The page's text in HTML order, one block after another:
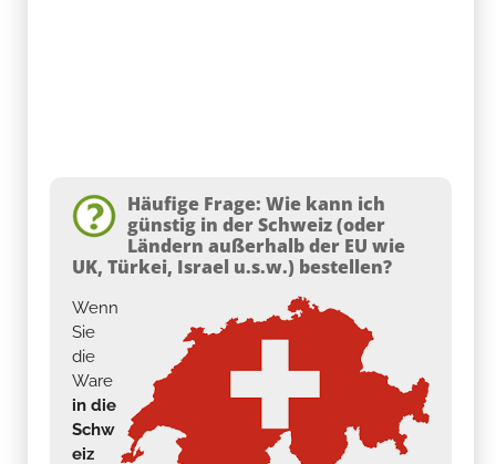
Häufige Frage: Wie kann ich
günstig in der Schweiz (oder
Ländern außerhalb der EU wie
UK, Türkei, Israel u.s.w.) bestellen?
Wenn
Sie
die
Ware
in die
Schw
eiz